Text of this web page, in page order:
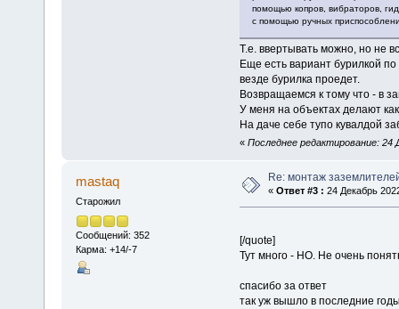
помощью копров, вибраторов,
с помощью ручных
Т.е. ввертывать можно, но не
Еще есть вариант бурилкой
везде бурилка проедет.
Возвращаемся к тому что - в
У меня на объектах делают
На даче себе тупо кувалдой
« Последнее редактирование: 24
mastaq
Старожил
Сообщений: 352
Карма: +14/-7
Re: монтаж
« Ответ #3 : 24 Декабрь
[/quote]
Тут много - НО. Не очень
спасибо за ответ
так уж вышло в последние